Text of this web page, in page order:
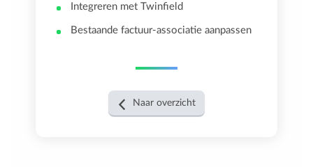
Integreren met Twinfield
Bestaande factuur-associatie aanpassen
Naar overzicht